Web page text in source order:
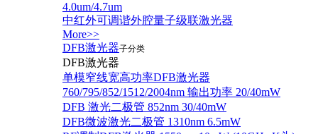
4.0um/4.7um
中红外可调谐外腔量子级联激光器
More>>
DFB激光器子分类
DFB激光器
单模窄线宽高功率DFB激光器
760/795/852/1512/2004nm 输出功率 20/40mW
DFB 激光二极管 852nm 30/40mW
DFB微波激光二极管 1310nm 6.5mW